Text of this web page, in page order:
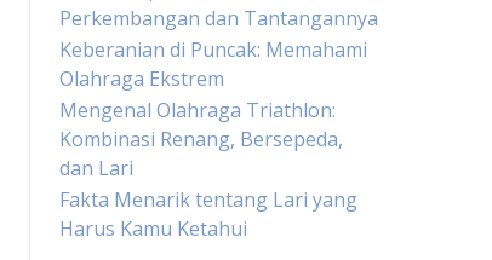
Perkembangan dan Tantangannya
Keberanian di Puncak: Memahami
Olahraga Ekstrem
Mengenal Olahraga Triathlon:
Kombinasi Renang, Bersepeda,
dan Lari
Fakta Menarik tentang Lari yang
Harus Kamu Ketahui